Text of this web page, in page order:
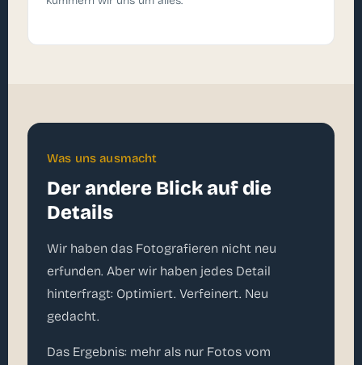
Was uns ausmacht
Der andere Blick auf die
Details
Wir haben das Fotografieren nicht neu
erfunden. Aber wir haben jedes Detail
hinterfragt: Optimiert. Verfeinert. Neu
gedacht.
Das Ergebnis: mehr als nur Fotos vom